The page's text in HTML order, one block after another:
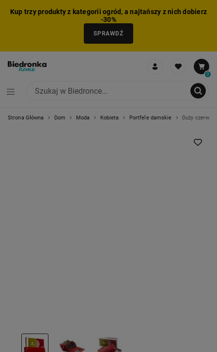
Kup trzy produkty z kategorii ogród, a najtańszy z nich dobierz
-30%
SPRAWDŹ
0
Strona Główna Dom Moda Kobieta Portfele damskie Duży